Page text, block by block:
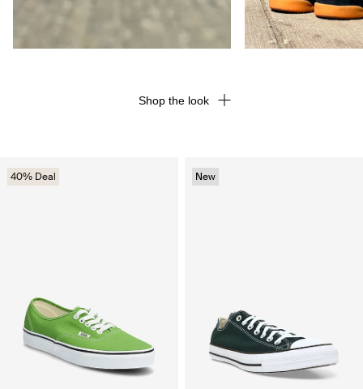
40% Deal New
Shop the look